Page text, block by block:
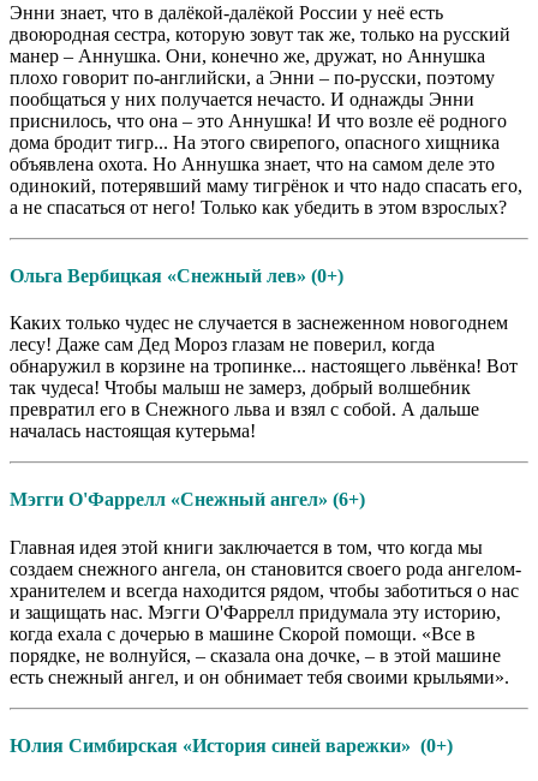
Энни знает, что в далёкой-далёкой России у неё есть
двоюродная сестра, которую зовут так же, только на русский
манер – Аннушка. Они, конечно же, дружат, но Аннушка
плохо говорит по-английски, а Энни – по-русски, поэтому
пообщаться у них получается нечасто. И однажды Энни
приснилось, что она – это Аннушка! И что возле её родного
дома бродит тигр... На этого свирепого, опасного хищника
объявлена охота. Но Аннушка знает, что на самом деле это
одинокий, потерявший маму тигрёнок и что надо спасать его,
а не спасаться от него! Только как убедить в этом взрослых?
Ольга Вербицкая «Снежный лев» (0+)
Каких только чудес не случается в заснеженном новогоднем
лесу! Даже сам Дед Мороз глазам не поверил, когда
обнаружил в корзине на тропинке... настоящего львёнка! Вот
так чудеса! Чтобы малыш не замерз, добрый волшебник
превратил его в Снежного льва и взял с собой. А дальше
началась настоящая кутерьма!
Мэгги О'Фаррелл «Снежный ангел» (6+)
Главная идея этой книги заключается в том, что когда мы
создаем снежного ангела, он становится своего рода ангелом-
хранителем и всегда находится рядом, чтобы заботиться о нас
и защищать нас. Мэгги О'Фаррелл придумала эту историю,
когда ехала с дочерью в машине Скорой помощи. «Все в
порядке, не волнуйся, – сказала она дочке, – в этой машине
есть снежный ангел, и он обнимает тебя своими крыльями».
Юлия Симбирская «История синей варежки» (0+)